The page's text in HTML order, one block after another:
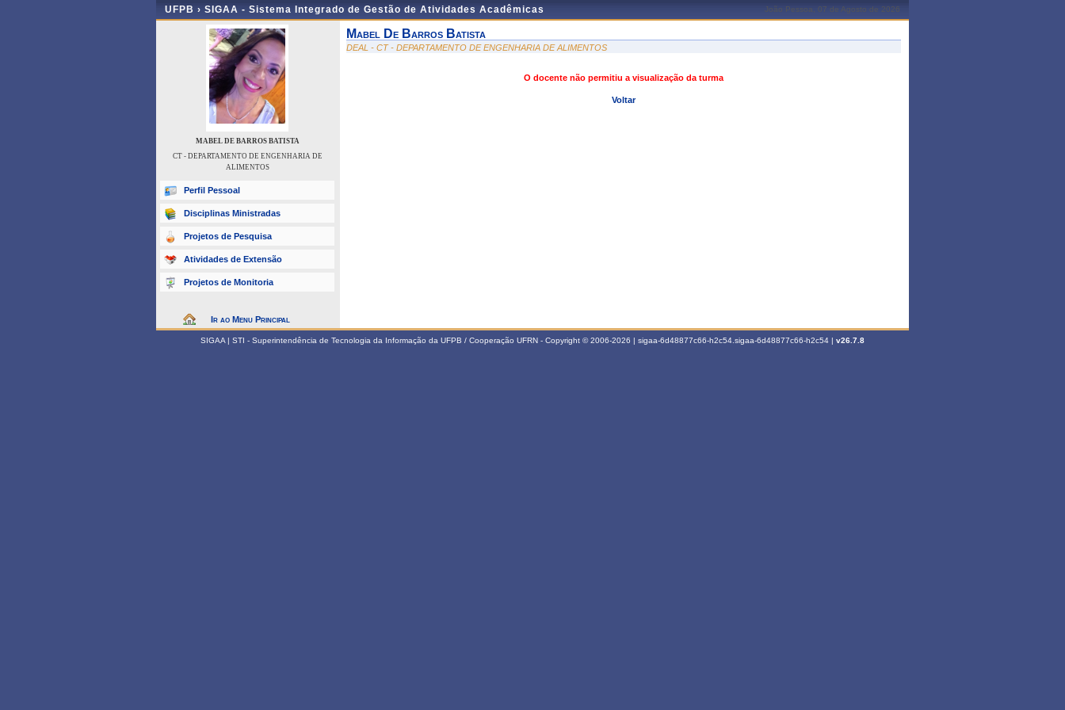
UFPB › SIGAA - Sistema Integrado de Gestão de Atividades Acadêmicas João Pessoa, 07 de Agosto de 2026
MABEL DE BARROS BATISTA
CT - DEPARTAMENTO DE ENGENHARIA DE
ALIMENTOS
Perfil Pessoal
Disciplinas Ministradas
Projetos de Pesquisa
Atividades de Extensão
Projetos de Monitoria
Ir ao Menu Principal
Mabel De Barros Batista
DEAL - CT - DEPARTAMENTO DE ENGENHARIA DE ALIMENTOS
O docente não permitiu a visualização da turma
Voltar
SIGAA | STI - Superintendência de Tecnologia da Informação da UFPB / Cooperação UFRN - Copyright © 2006-2026 | sigaa-6d48877c66-h2c54.sigaa-6d48877c66-h2c54 | v26.7.8